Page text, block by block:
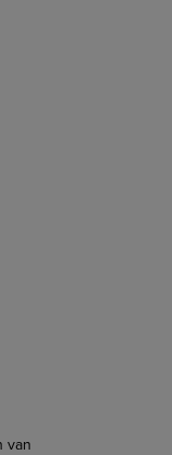
van